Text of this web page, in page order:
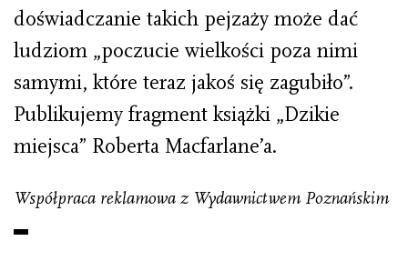
doświadczanie takich pejzaży może dać
ludziom „poczucie wielkości poza nimi
samymi, które teraz jakoś się zagubiło”.
Publikujemy fragment książki „Dzikie
miejsca” Roberta Macfarlane’a.
Współpraca reklamowa z Wydawnictwem Poznańskim